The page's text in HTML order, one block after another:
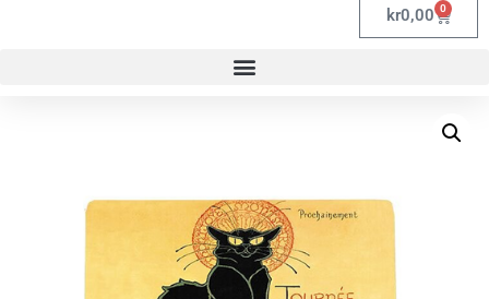
kr0,00 0